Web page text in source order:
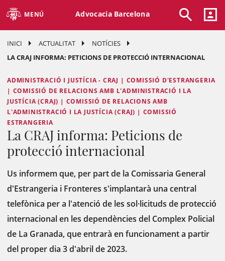
MENÚ Advocacia Barcelona
INICI ACTUALITAT
NOTÍCIES
LA CRAJ INFORMA: PETICIONS DE PROTECCIÓ INTERNACIONAL
ADMINISTRACIÓ I JUSTÍCIA - CRAJ | COMISSIÓ D'ESTRANGERIA
| COMISSIÓ DE RELACIONS AMB L'ADMINISTRACIÓ I LA
JUSTÍCIA (CRAJ) | COMISSIÓ DE RELACIONS AMB
L'ADMINISTRACIÓ I LA JUSTÍCIA (CRAJ) | COMISSIÓ
ESTRANGERIA
La CRAJ informa: Peticions de
protecció internacional
Us informem que, per part de la Comissaria General
d'Estrangeria i Fronteres s'implantarà una central
telefònica per a l'atenció de les sol·licituds de protecció
internacional en les dependències del Complex Policial
de La Granada, que entrarà en funcionament a partir
del proper dia 3 d'abril de 2023.